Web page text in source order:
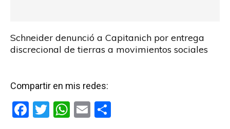
Schneider denunció a Capitanich por entrega
discrecional de tierras a movimientos sociales
Compartir en mis redes:
F
T
W E